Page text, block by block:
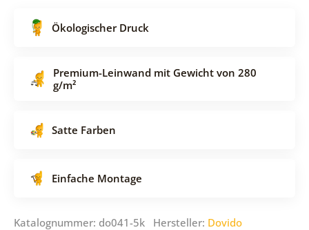
Ökologischer Druck
Premium-Leinwand mit Gewicht von 280
g/m²
Satte Farben
Einfache Montage
Katalognummer: do041-5k Hersteller: Dovido